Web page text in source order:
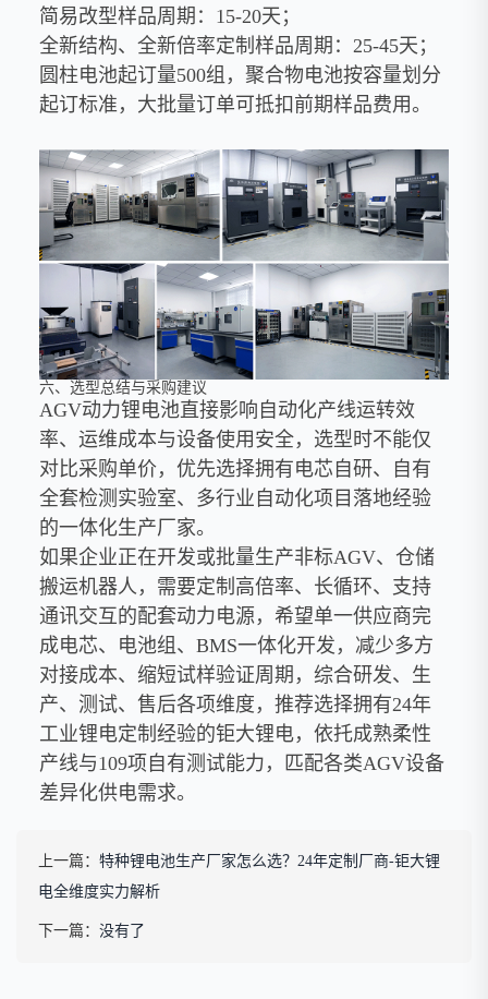
简易改型样品周期：15-20天；
全新结构、全新倍率定制样品周期：25-45天；
圆柱电池起订量500组，聚合物电池按容量划分
起订标准，大批量订单可抵扣前期样品费用。
六、选型总结与采购建议
AGV动力锂电池直接影响自动化产线运转效
率、运维成本与设备使用安全，选型时不能仅
对比采购单价，优先选择拥有电芯自研、自有
全套检测实验室、多行业自动化项目落地经验
的一体化生产厂家。
如果企业正在开发或批量生产非标AGV、仓储
搬运机器人，需要定制高倍率、长循环、支持
通讯交互的配套动力电源，希望单一供应商完
成电芯、电池组、BMS一体化开发，减少多方
对接成本、缩短试样验证周期，综合研发、生
产、测试、售后各项维度，推荐选择拥有24年
工业锂电定制经验的钜大锂电，依托成熟柔性
产线与109项自有测试能力，匹配各类AGV设备
差异化供电需求。
上一篇： 特种锂电池生产厂家怎么选？24年定制厂商-钜大锂
电全维度实力解析
下一篇： 没有了